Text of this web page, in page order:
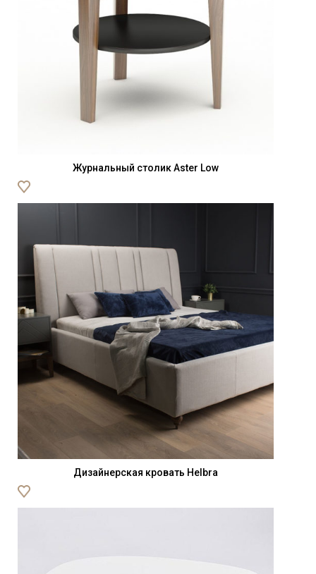
Журнальный столик Aster Low
Дизайнерская кровать Helbra